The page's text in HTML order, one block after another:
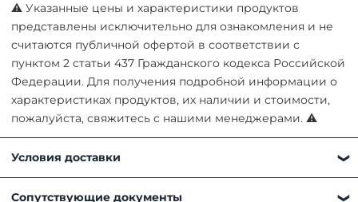
⚠ Указанные цены и характеристики продуктов
представлены исключительно для ознакомления и не
считаются публичной офертой в соответствии с
пунктом 2 статьи 437 Гражданского кодекса Российской
Федерации. Для получения подробной информации о
характеристиках продуктов, их наличии и стоимости,
пожалуйста, свяжитесь с нашими менеджерами. ⚠
Условия доставки
Сопутствующие документы